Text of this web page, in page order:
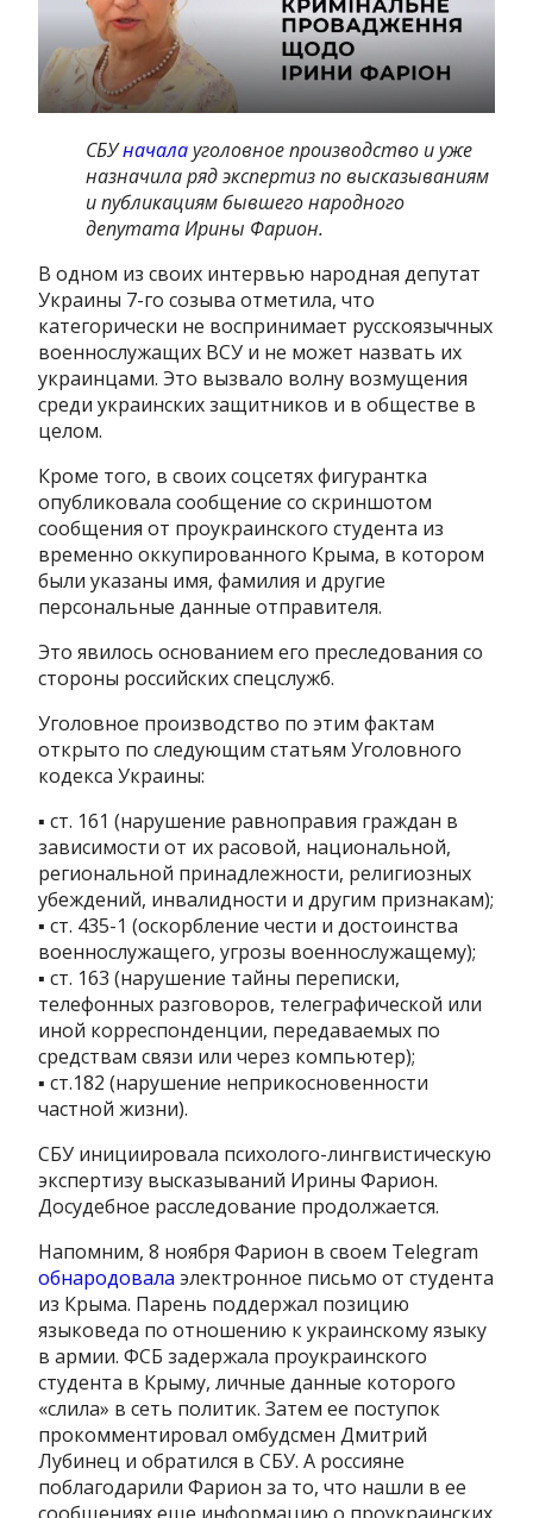
СБУначалауголовное производство и уже
назначила ряд экспертиз по высказываниям
и публикациям бывшего народного
депутата Ирины Фарион.
В одном из своих интервью народная депутат
Украины 7-го созыва отметила, что
категорически не воспринимает русскоязычных
военнослужащих ВСУ и не может назвать их
украинцами. Это вызвало волну возмущения
среди украинских защитников и в обществе в
целом.
Кроме того, в своих соцсетях фигурантка
опубликовала сообщение со скриншотом
сообщения от проукраинского студента из
временно оккупированного Крыма, в котором
были указаны имя, фамилия и другие
персональные данные отправителя.
Это явилось основанием его преследования со
стороны российских спецслужб.
Уголовное производство по этим фактам
открыто по следующим статьям Уголовного
кодекса Украины:
▪️ ст. 161 (нарушение равноправия граждан в
зависимости от их расовой, национальной,
региональной принадлежности, религиозных
убеждений, инвалидности и другим признакам);
▪️ ст. 435-1 (оскорбление чести и достоинства
военнослужащего, угрозы военнослужащему);
▪️ ст. 163 (нарушение тайны переписки,
телефонных разговоров, телеграфической или
иной корреспонденции, передаваемых по
средствам связи или через компьютер);
▪️ ст.182 (нарушение неприкосновенности
частной жизни).
СБУ инициировала психолого-лингвистическую
экспертизу высказываний Ирины Фарион.
Досудебное расследование продолжается.
Напомним, 8 ноября Фарион в своем Telegram
обнародовала электронное письмо от студента
из Крыма. Парень поддержал позицию
языковеда по отношению к украинскому языку
в армии. ФСБ задержала проукраинского
студента в Крыму, личные данные которого
«слила» в сеть политик. Затем ее поступок
прокомментировал омбудсмен Дмитрий
Лубинец и обратился в СБУ. А россияне
поблагодарили Фарион за то, что нашли в ее